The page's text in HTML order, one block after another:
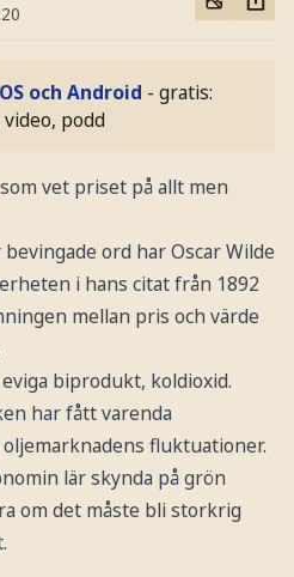
och Android - gratis:
podd
vet priset på allt men
ord har Oscar Wilde
i hans citat från 1892
mellan pris och värde
biprodukt, koldioxid.
har fått varenda
fluktuationer.
lär skynda på grön
om det måste bli storkrig